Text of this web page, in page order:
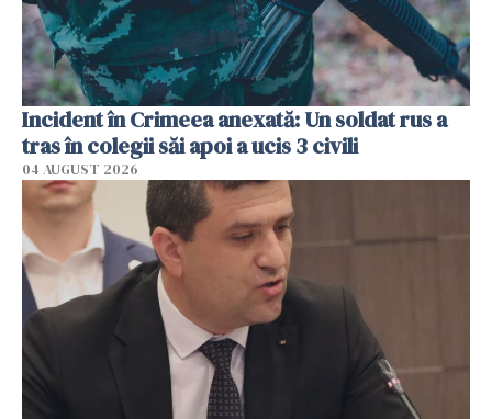
Incident în Crimeea anexată: Un soldat rus a
tras în colegii săi apoi a ucis 3 civili
04 AUGUST 2026